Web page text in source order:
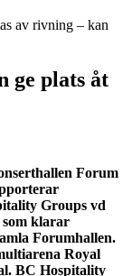
av rivning – kan
ge plats åt
Forum
Groups vd
klarar
Forumhallen.
Royal
BC Hospitality